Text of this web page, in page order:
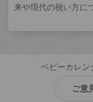
来や現代の祝い方に
ベビーカレン
ご意